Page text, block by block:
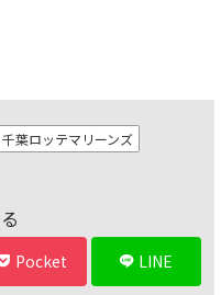
千葉ロッテマリーンズ
Pocket LINE